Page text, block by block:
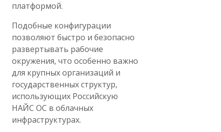
платформой.
Подобные конфигурации
позволяют быстро и безопасно
развертывать рабочие
окружения, что особенно важно
для крупных организаций и
государственных структур,
использующих Российскую
НАЙС ОС в облачных
инфраструктурах.